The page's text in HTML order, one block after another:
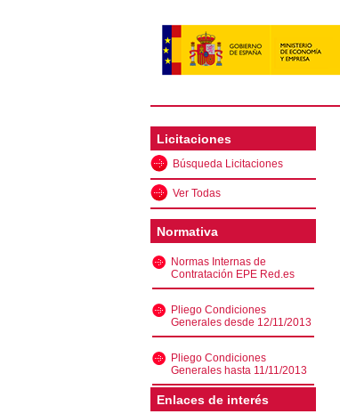
Licitaciones
Búsqueda Licitaciones
Ver Todas
Normativa
Normas Internas de
Contratación EPE Red.es
Pliego Condiciones
Generales desde 12/11/2013
Pliego Condiciones
Generales hasta 11/11/2013
Enlaces de interés